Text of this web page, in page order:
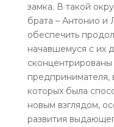
замка. В такой
брата – Антонио и
обеспечить
начавшемуся с их
которых была
новым взглядом,
развития